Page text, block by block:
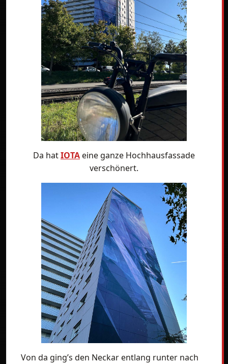
Da hatIOTAeine ganze Hochhausfassade
verschönert.
Von da ging’s den Neckar entlang runter nach